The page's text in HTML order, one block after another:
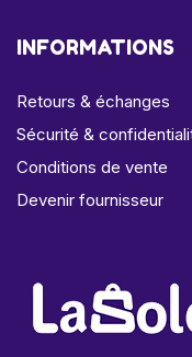
INFORMATIONS
Retours & échanges
Sécurité &
Conditions de vente
Devenir fournisseur